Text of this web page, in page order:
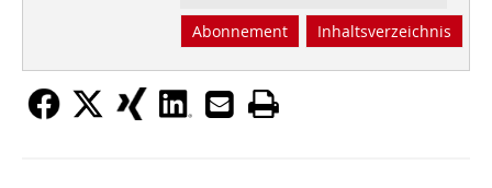
Abonnement Inhaltsverzeichnis